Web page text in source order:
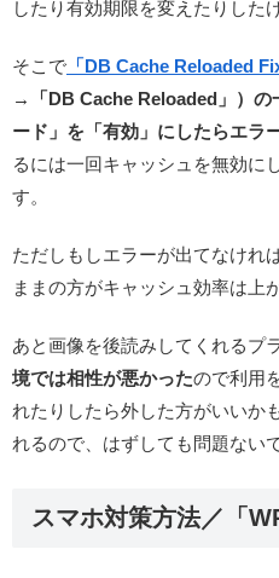
したり有効期限を変えたりした
そこで 「DB Cache Reloaded Fix
→「DB Cache Reloaded」）の
ード」を「有効」にしたらエラ
るには一回キャッシュを無効に
す。
ただしもしエラーが出てなけれ
ままの方がキャッシュ効率は上
あと画像を後読みしてくれるプ
境では相性が悪かったので利用
れたりしたら外した方がいいか
れるので、はずしても問題ないで
スマホ対策方法／「